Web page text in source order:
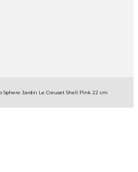
Sphere Jardin Le Creuset Shell Pink 22 cm